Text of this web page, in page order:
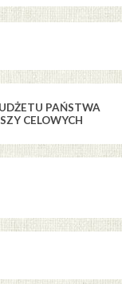
PAŃSTWA
CELOWYCH